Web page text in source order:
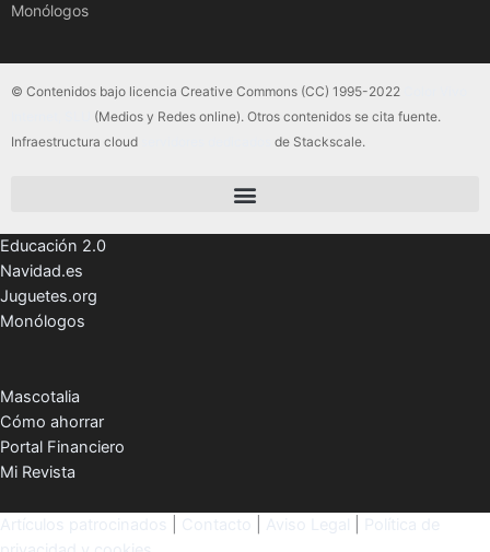
Monólogos
© Contenidos bajo licencia Creative Commons (CC) 1995-2022
(Medios y Redes online). Otros contenidos se cita fuente.
Infraestructura cloud
de Stackscale.
Educación 2.0
Navidad.es
Juguetes.org
Monólogos
Mascotalia
Cómo ahorrar
Portal Financiero
Mi Revista